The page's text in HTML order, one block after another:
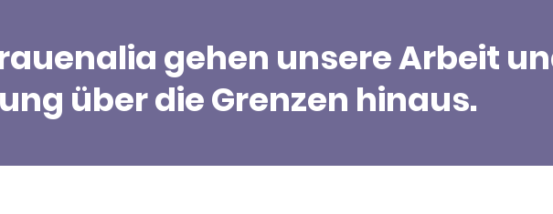
gehen unsere Arbeit
über die Grenzen hinaus.